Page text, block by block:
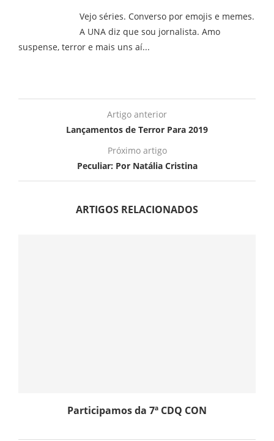
Vejo séries. Converso por emojis e memes.
A UNA diz que sou jornalista. Amo
suspense, terror e mais uns aí...
Artigo anterior
Lançamentos de Terror Para 2019
Próximo artigo
Peculiar: Por Natália Cristina
ARTIGOS RELACIONADOS
Participamos da 7ª CDQ CON